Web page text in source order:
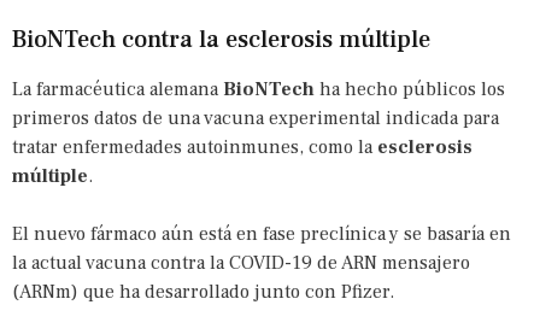
BioNTech contra la esclerosis múltiple
La farmacéutica alemana BioNTech ha hecho públicos los
primeros datos de una vacuna experimental indicada para
tratar enfermedades autoinmunes, como la esclerosis
múltiple.
El nuevo fármaco aún está en fase preclínica y se basaría en
la actual vacuna contra la COVID-19 de ARN mensajero
(ARNm) que ha desarrollado junto con Pfizer.